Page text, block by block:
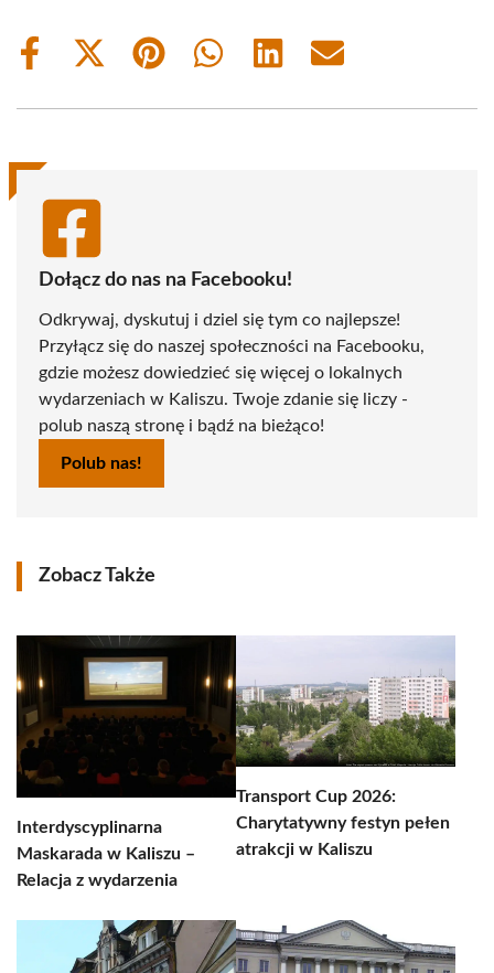
Share
Share
(Twitter)
Share
Share
Share
Share
Dołącz do nas na Facebooku!
Odkrywaj, dyskutuj i dziel się tym co najlepsze!
Przyłącz się do naszej społeczności na Facebooku,
gdzie możesz dowiedzieć się więcej o lokalnych
wydarzeniach w Kaliszu. Twoje zdanie się liczy -
polub naszą stronę i bądź na bieżąco!
Polub nas!
Zobacz Także
Interdyscyplinarna
Maskarada w Kaliszu –
Relacja z wydarzenia
Transport Cup 2026:
Charytatywny festyn pełen
atrakcji w Kaliszu